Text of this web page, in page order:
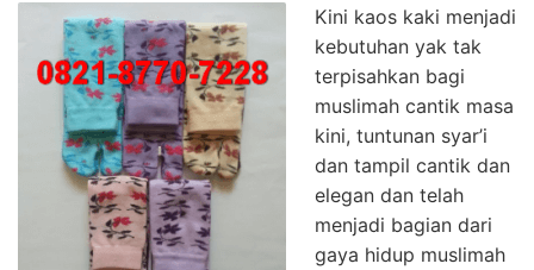
Kini kaos kaki menjadi
kebutuhan yak tak
terpisahkan bagi
muslimah cantik masa
kini, tuntunan syar’i
dan tampil cantik dan
elegan dan telah
menjadi bagian dari
gaya hidup muslimah